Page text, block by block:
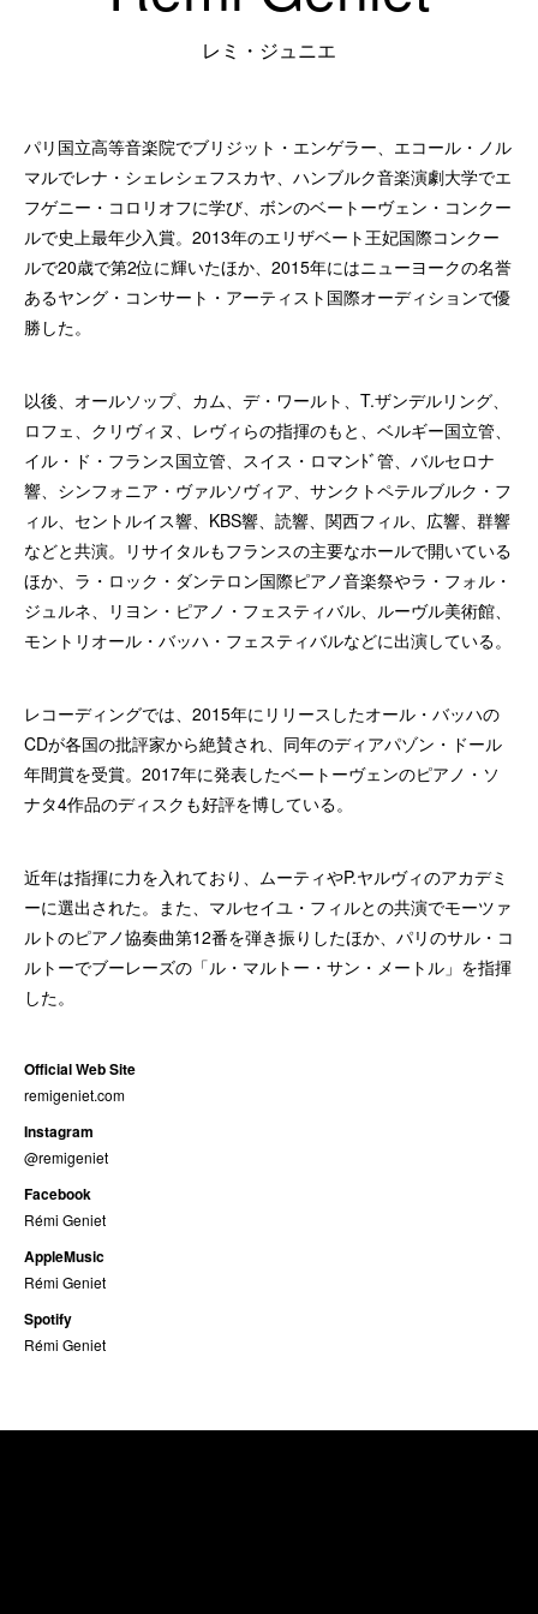
レミ・ジュニエ
パリ国立高等音楽院でブリジット・エンゲラー、エコール・ノル
マルでレナ・シェレシェフスカヤ、ハンブルク音楽演劇大学でエ
フゲニー・コロリオフに学び、ボンのベートーヴェン・コンクー
ルで史上最年少入賞。2013年のエリザベート王妃国際コンクー
ルで20歳で第2位に輝いたほか、2015年にはニューヨークの名誉
あるヤング・コンサート・アーティスト国際オーディションで優
勝した。
以後、オールソップ、カム、デ・ワールト、T.ザンデルリング、
ロフェ、クリヴィヌ、レヴィらの指揮のもと、ベルギー国立管、
イル・ド・フランス国立管、スイス・ロマンﾄﾞ管、バルセロナ
響、シンフォニア・ヴァルソヴィア、サンクトペテルブルク・フ
ィル、セントルイス響、KBS響、読響、関西フィル、広響、群響
などと共演。リサイタルもフランスの主要なホールで開いている
ほか、ラ・ロック・ダンテロン国際ピアノ音楽祭やラ・フォル・
ジュルネ、リヨン・ピアノ・フェスティバル、ルーヴル美術館、
モントリオール・バッハ・フェスティバルなどに出演している。
レコーディングでは、2015年にリリースしたオール・バッハの
CDが各国の批評家から絶賛され、同年のディアパゾン・ドール
年間賞を受賞。2017年に発表したベートーヴェンのピアノ・ソ
ナタ4作品のディスクも好評を博している。
近年は指揮に力を入れており、ムーティやP.ヤルヴィのアカデミ
ーに選出された。また、マルセイユ・フィルとの共演でモーツァ
ルトのピアノ協奏曲第12番を弾き振りしたほか、パリのサル・コ
ルトーでブーレーズの「ル・マルトー・サン・メートル」を指揮
した。
Official Web Site
remigeniet.com
Instagram
@remigeniet
Facebook
Rémi Geniet
AppleMusic
Rémi Geniet
Spotify
Rémi Geniet